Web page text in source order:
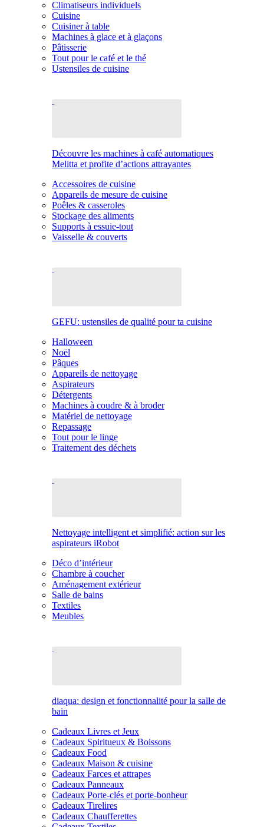
Climatiseurs individuels
Cuisine
Cuisiner à table
Machines à glace et à glaçons
Pâtisserie
Tout pour le café et le thé
Ustensiles de cuisine
Découvre les machines à café automatiques
Melitta et profite d’actions attrayantes
Accessoires de cuisine
Appareils de mesure de cuisine
Poêles & casseroles
Stockage des aliments
Supports à essuie-tout
Vaisselle & couverts
GEFU: ustensiles de qualité pour ta cuisine
Halloween
Noël
Pâques
Appareils de nettoyage
Aspirateurs
Détergents
Machines à coudre & à broder
Matériel de nettoyage
Repassage
Tout pour le linge
Traitement des déchets
Nettoyage intelligent et simplifié: action sur les
aspirateurs iRobot
Déco d’intérieur
Chambre à coucher
Aménagement extérieur
Salle de bains
Textiles
Meubles
diaqua: design et fonctionnalité pour la salle de
bain
Cadeaux Livres et Jeux
Cadeaux Spiritueux & Boissons
Cadeaux Food
Cadeaux Maison & cuisine
Cadeaux Farces et attrapes
Cadeaux Panneaux
Cadeaux Porte-clés et porte-bonheur
Cadeaux Tirelires
Cadeaux Chaufferettes